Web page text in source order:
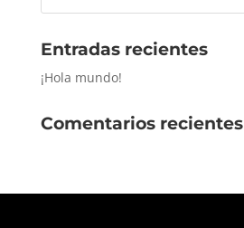
Entradas recientes
¡Hola mundo!
Comentarios recientes